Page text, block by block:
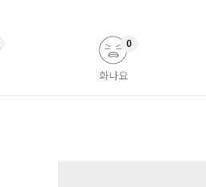
화나요
0